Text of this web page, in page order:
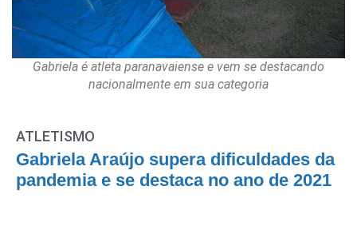
Gabriela é atleta paranavaiense e vem se destacando
nacionalmente em sua categoria
ATLETISMO
Gabriela Araújo supera dificuldades da
pandemia e se destaca no ano de 2021